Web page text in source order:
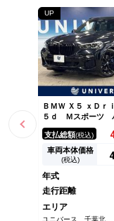
UP
ＢＭＷ Ｘ５ ｘＤｒ
５ｄ Ｍスポーツ
ラスサンルーフ コ
パッケージ プラス
ジ ｈａｒｍａｎ／
ｎサウンド クリス
囲カメラ ヘッドア
プレイ 革シート
支払総額(税込)
車両本体価格
(税込)
年式
走行距離
エリア
ユニバース 千葉北